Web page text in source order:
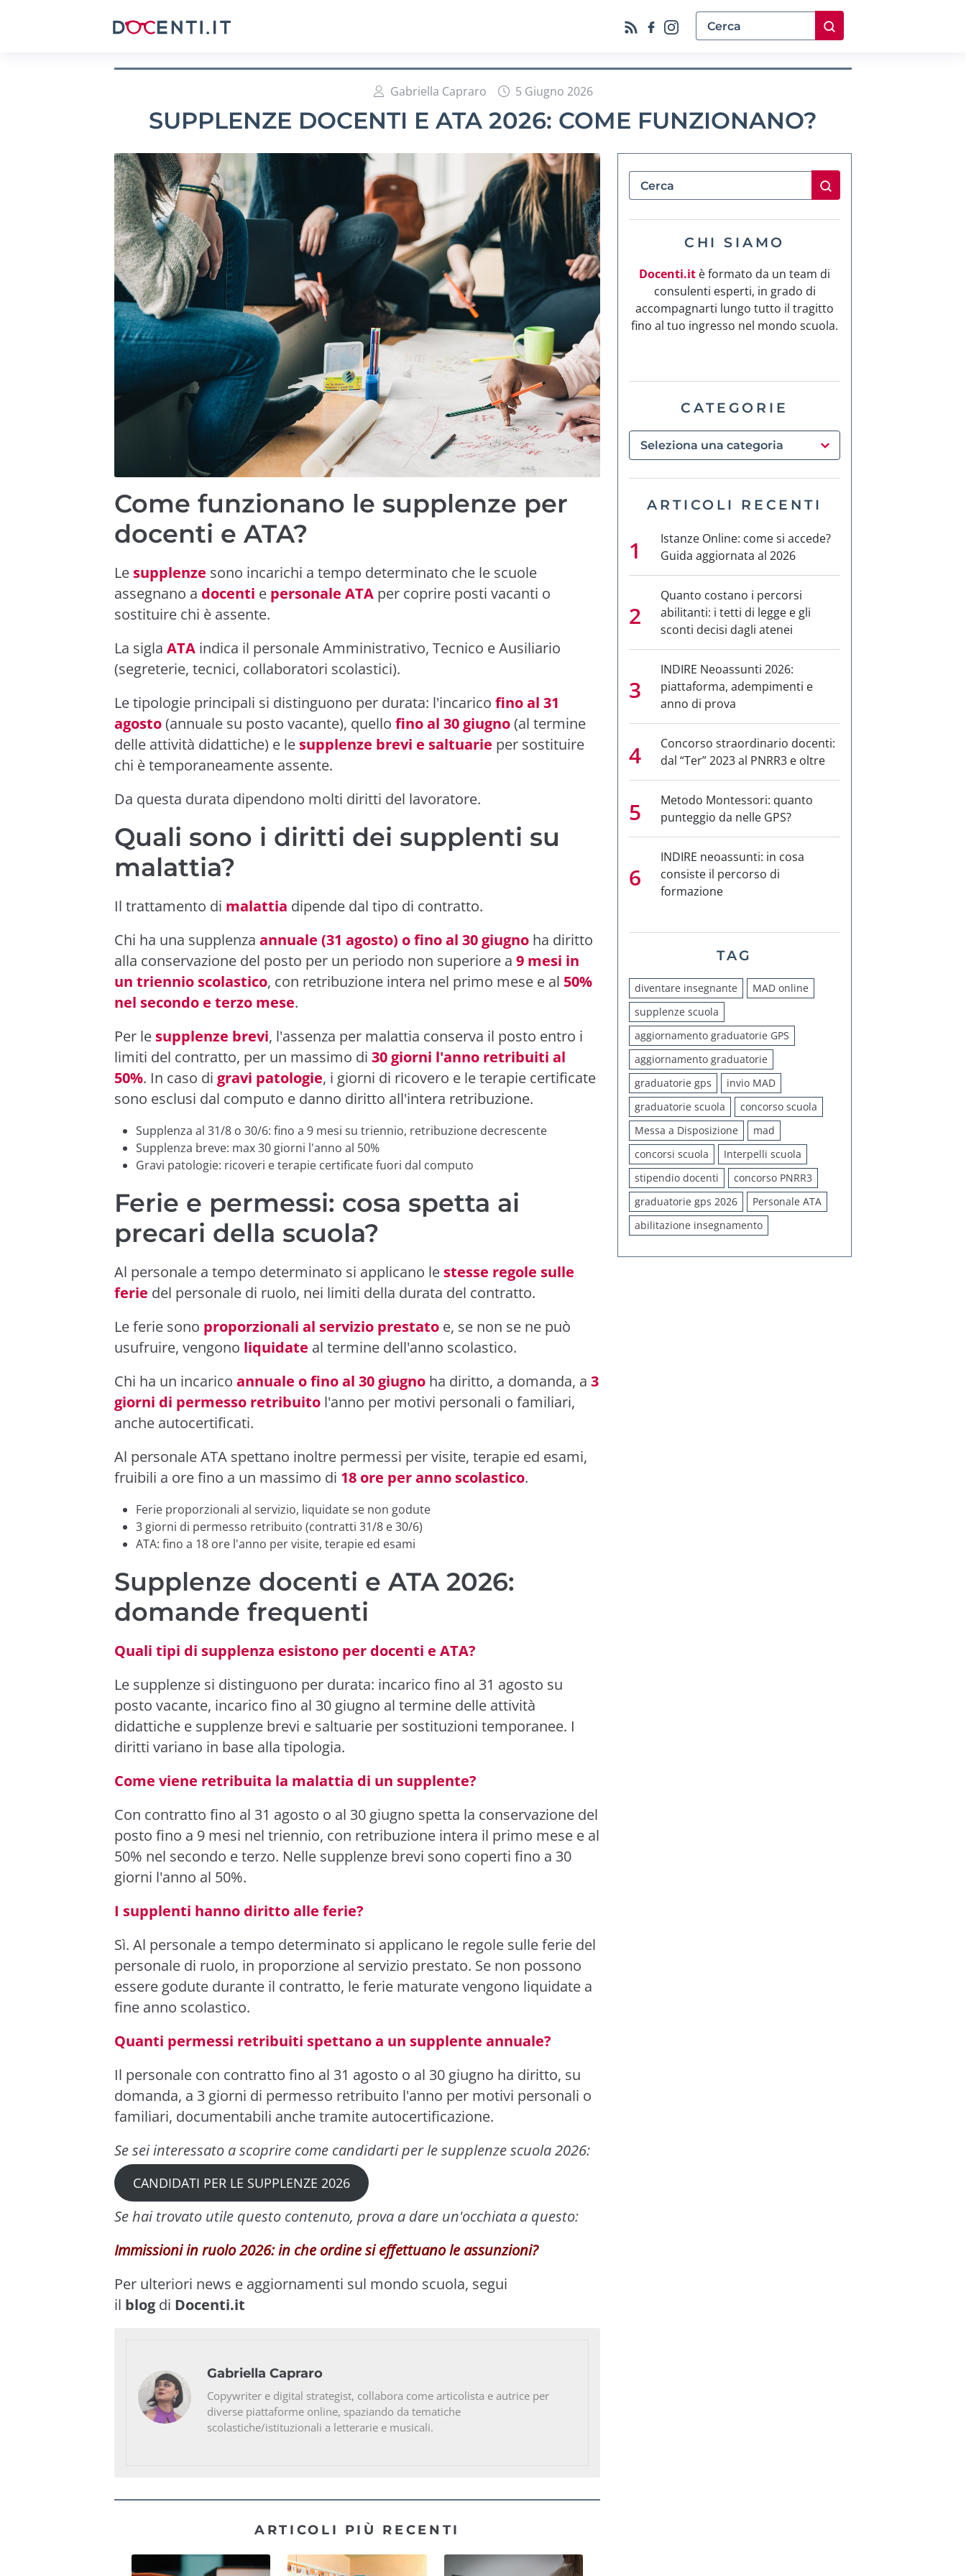
Gabriella Capraro 5 Giugno 2026
SUPPLENZE DOCENTI E ATA 2026: COME FUNZIONANO?
Come funzionano le supplenze per
docenti e ATA?
Le supplenze sono incarichi a tempo determinato che le scuole
assegnano a docenti e personale ATA per coprire posti vacanti o
sostituire chi è assente.
La sigla ATA indica il personale Amministrativo, Tecnico e Ausiliario
(segreterie, tecnici, collaboratori scolastici).
Le tipologie principali si distinguono per durata: l'incarico fino al 31
agosto(annuale su posto vacante), quello fino al 30 giugno(al termine
delle attività didattiche) e le supplenze brevi e saltuarie per sostituire
chi è temporaneamente assente.
Da questa durata dipendono molti diritti del lavoratore.
Quali sono i diritti dei supplenti su
malattia?
Il trattamento di malattia dipende dal tipo di contratto.
Chi ha una supplenza annuale (31 agosto) o fino al 30 giugno ha diritto
alla conservazione del posto per un periodo non superiore a 9 mesi in
un triennio scolastico, con retribuzione intera nel primo mese e al 50%
nel secondo e terzo mese.
Per le supplenze brevi, l'assenza per malattia conserva il posto entro i
limiti del contratto, per un massimo di 30 giorni l'anno retribuiti al
50%. In caso di gravi patologie, i giorni di ricovero e le terapie certificate
sono esclusi dal computo e danno diritto all'intera retribuzione.
Supplenza al 31/8 o 30/6: fino a 9 mesi su triennio, retribuzione decrescente
Supplenza breve: max 30 giorni l'anno al 50%
Gravi patologie: ricoveri e terapie certificate fuori dal computo
Ferie e permessi: cosa spetta ai
precari della scuola?
Al personale a tempo determinato si applicano le stesse regole sulle
ferie del personale di ruolo, nei limiti della durata del contratto.
Le ferie sono proporzionali al servizio prestato e, se non se ne può
usufruire, vengono liquidate al termine dell'anno scolastico.
Chi ha un incarico annuale o fino al 30 giugno ha diritto, a domanda, a 3
giorni di permesso retribuito l'anno per motivi personali o familiari,
anche autocertificati.
Al personale ATA spettano inoltre permessi per visite, terapie ed esami,
fruibili a ore fino a un massimo di 18 ore per anno scolastico.
Ferie proporzionali al servizio, liquidate se non godute
3 giorni di permesso retribuito (contratti 31/8 e 30/6)
ATA: fino a 18 ore l'anno per visite, terapie ed esami
Supplenze docenti e ATA 2026:
domande frequenti
Quali tipi di supplenza esistono per docenti e ATA?
Le supplenze si distinguono per durata: incarico fino al 31 agosto su
posto vacante, incarico fino al 30 giugno al termine delle attività
didattiche e supplenze brevi e saltuarie per sostituzioni temporanee. I
diritti variano in base alla tipologia.
Come viene retribuita la malattia di un supplente?
Con contratto fino al 31 agosto o al 30 giugno spetta la conservazione del
posto fino a 9 mesi nel triennio, con retribuzione intera il primo mese e al
50% nel secondo e terzo. Nelle supplenze brevi sono coperti fino a 30
giorni l'anno al 50%.
I supplenti hanno diritto alle ferie?
Sì. Al personale a tempo determinato si applicano le regole sulle ferie del
personale di ruolo, in proporzione al servizio prestato. Se non possono
essere godute durante il contratto, le ferie maturate vengono liquidate a
fine anno scolastico.
Quanti permessi retribuiti spettano a un supplente annuale?
Il personale con contratto fino al 31 agosto o al 30 giugno ha diritto, su
domanda, a 3 giorni di permesso retribuito l'anno per motivi personali o
familiari, documentabili anche tramite autocertificazione.
Se sei interessato a scoprire come candidarti per le supplenze scuola 2026:
CANDIDATI PER LE SUPPLENZE 2026
Se hai trovato utile questo contenuto, prova a dare un'occhiata a questo:
Immissioni in ruolo 2026: in che ordine si effettuano le assunzioni?
Per ulteriori news e aggiornamenti sul mondo scuola, segui
il blog di Docenti.it
Gabriella Capraro
Copywriter e digital strategist, collabora come articolista e autrice per
diverse piattaforme online, spaziando da tematiche
scolastiche/istituzionali a letterarie e musicali.
ARTICOLI PIÙ RECENTI
CHI SIAMO
Docenti.it è formato da un team di
consulenti esperti, in grado di
accompagnarti lungo tutto il tragitto
fino al tuo ingresso nel mondo scuola.
CATEGORIE
ARTICOLI RECENTI
Istanze Online: come si accede?
Guida aggiornata al 2026
Quanto costano i percorsi
abilitanti: i tetti di legge e gli
sconti decisi dagli atenei
INDIRE Neoassunti 2026:
piattaforma, adempimenti e
anno di prova
Concorso straordinario docenti:
dal “Ter” 2023 al PNRR3 e oltre
Metodo Montessori: quanto
punteggio da nelle GPS?
INDIRE neoassunti: in cosa
consiste il percorso di
formazione
TAG
diventare insegnante
MAD online
supplenze scuola
aggiornamento graduatorie GPS
aggiornamento graduatorie
graduatorie gps
invio MAD
graduatorie scuola
concorso scuola
Messa a Disposizione
mad
concorsi scuola
Interpelli scuola
stipendio docenti
concorso PNRR3
graduatorie gps 2026
Personale ATA
abilitazione insegnamento